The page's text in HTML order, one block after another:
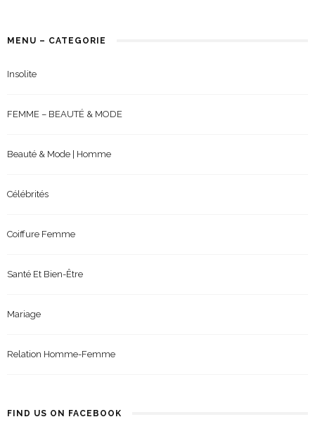
MENU – CATEGORIE
Insolite
FEMME – BEAUTÉ & MODE
Beauté & Mode | Homme
Célébrités
Coiffure Femme
Santé Et Bien-Être
Mariage
Relation Homme-Femme
FIND US ON FACEBOOK